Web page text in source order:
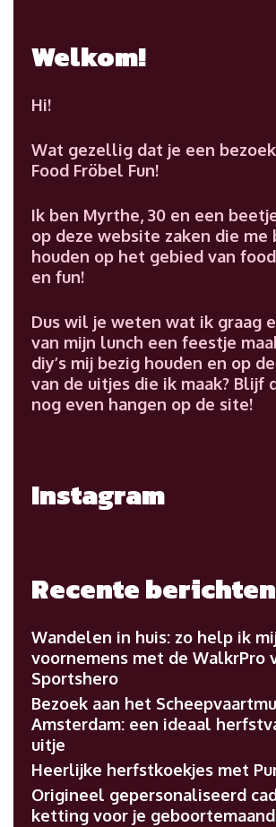
Welkom!
Hi!
Wat gezellig dat je een
Food Fröbel Fun!
Ik ben Myrthe, 30 en een
op deze website zaken die me
houden op het gebied van
en fun!
Dus wil je weten wat ik graag
van mijn lunch een feestje
diy’s mij bezig houden en op
van de uitjes die ik maak? Blijf
nog even hangen op de site!
Instagram
Recente berichten
Wandelen in huis: zo help ik
voornemens met de WalkrPro
Sportshero
Bezoek aan het
Amsterdam: een ideaal
uitje
Heerlijke herfstkoekjes met
Origineel gepersonaliseerd
ketting voor je geboortemaand